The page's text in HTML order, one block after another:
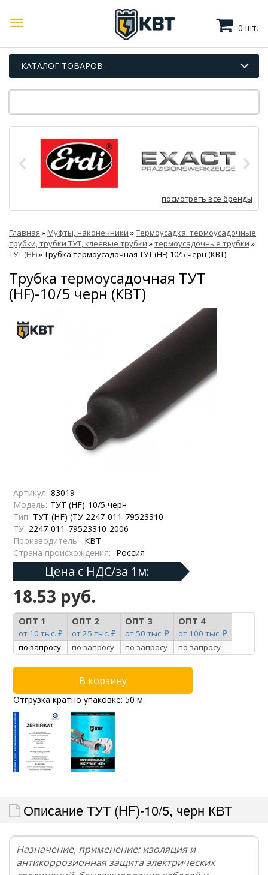
0 шт.
КАТАЛОГ ТОВАРОВ
посмотреть все бренды
Главная »Муфты, наконечники »Термоусадка: термоусадочные
трубки, трубки ТУТ, клеевые трубки »термоусадочные трубки »
ТУТ (HF)»Трубка термоусадочная ТУТ (HF)-10/5 черн (КВТ)
Трубка термоусадочная ТУТ
(HF)-10/5 черн (КВТ)
Артикул: 83019
Модель: ТУТ (HF)-10/5 черн
Тип: ТУТ (HF) (ТУ 2247-011-79523310
ТУ: 2247-011-79523310-2006
Производитель: КВТ
Страна происхождения: Россия
Цена с НДС/за 1м:
18.53 руб.
ОПТ 1
от 10 тыс. ₽
ОПТ 2
от 25 тыс. ₽
ОПТ 3
от 50 тыс. ₽
ОПТ 4
от 100 тыс. ₽
по запросу
по запросу по запросу по запросу
Отгрузка кратно упаковке: 50 м.
Описание ТУТ (HF)-10/5, черн КВТ
Назначение, применение: изоляция и
антикоррозионная защита электрических